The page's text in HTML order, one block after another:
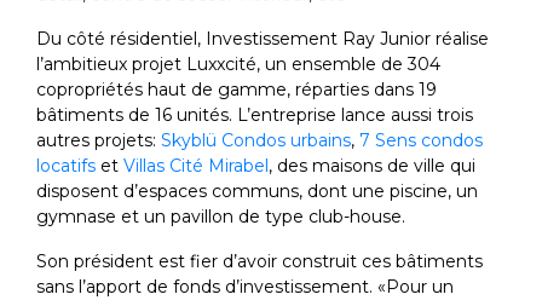
Du côté résidentiel, Investissement Ray Junior réalise
l’ambitieux projet Luxxcité, un ensemble de 304
copropriétés haut de gamme, réparties dans 19
bâtiments de 16 unités. L’entreprise lance aussi trois
autres projets: Skyblü Condos urbains, 7 Sens condos
locatifs et Villas Cité Mirabel, des maisons de ville qui
disposent d’espaces communs, dont une piscine, un
gymnase et un pavillon de type club-house.
Son président est fier d’avoir construit ces bâtiments
sans l’apport de fonds d’investissement. «Pour un